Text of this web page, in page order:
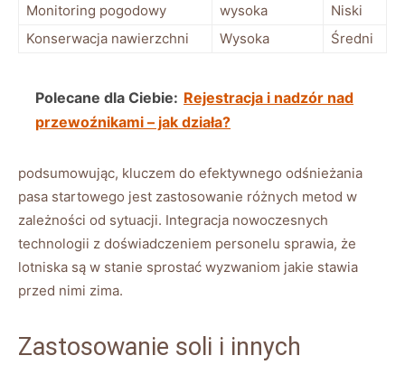
Monitoring pogodowy
wysoka
Niski
Konserwacja ‌nawierzchni
Wysoka Średni
Polecane dla Ciebie: Rejestracja i nadzór nad
przewoźnikami – jak działa?
podsumowując, kluczem do efektywnego odśnieżania
pasa startowego jest zastosowanie różnych metod w
zależności ⁤od‍ sytuacji.‌ Integracja nowoczesnych
technologii z ⁤doświadczeniem‍ personelu​ sprawia, że
lotniska ⁣są w stanie sprostać wyzwaniom jakie stawia
‍przed nimi zima.
Zastosowanie soli i ⁢innych​